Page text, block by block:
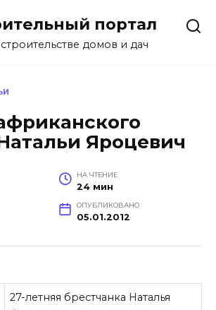
портал
домов и дач
Яроцевич
НА ЧТЕНИЕ
24 мин
ОПУБЛИКОВАНО
05.01.2012
27-летняя брестчанка Наталья